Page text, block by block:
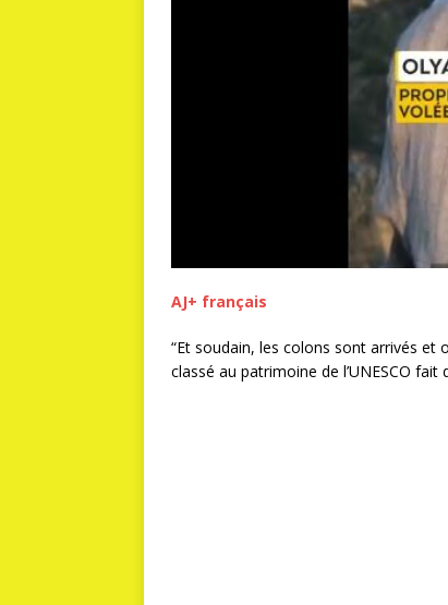
AJ+ français
“Et soudain, les colons sont arrivés et
classé au patrimoine de l’UNESCO